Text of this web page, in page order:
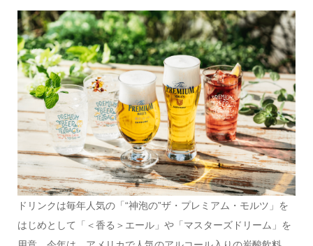
ドリンクは毎年人気の「“神泡の”ザ・プレミアム・モルツ」を
はじめとして「＜香る＞エール」や「マスターズドリーム」を